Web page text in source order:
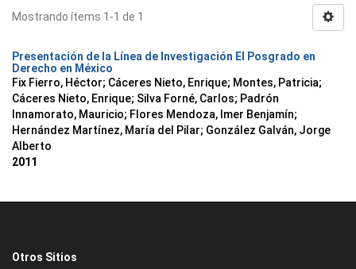
Mostrando ítems 1-1 de 1
Presentación de la Línea de Investigación El Posgrado en
Derecho en México
Fix Fierro, Héctor; Cáceres Nieto, Enrique; Montes, Patricia;
Cáceres Nieto, Enrique; Silva Forné, Carlos; Padrón
Innamorato, Mauricio; Flores Mendoza, Imer Benjamín;
Hernández Martínez, María del Pilar; González Galván, Jorge
Alberto
2011
Otros Sitios